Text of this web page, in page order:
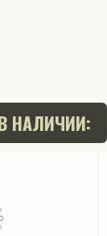
НАЛИЧИИ: